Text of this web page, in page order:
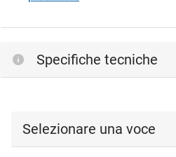
Specifiche tecniche
Selezionare una voce